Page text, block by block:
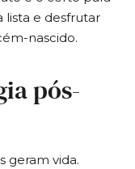
lista e desfrutar
nascido.
pós-
geram vida.